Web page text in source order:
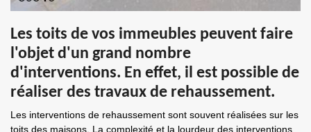
Les toits de vos immeubles peuvent faire
l'objet d'un grand nombre
d'interventions. En effet, il est possible de
réaliser des travaux de rehaussement.
Les interventions de rehaussement sont souvent réalisées sur les
toits des maisons. La complexité et la lourdeur des interventions